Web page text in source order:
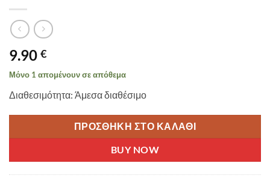
9.90 €
Μόνο 1 απομένουν σε απόθεμα
Διαθεσιμότητα: Άμεσα διαθέσιμο
ΠΡΟΣΘΉΚΗ ΣΤΟ ΚΑΛΆΘΙ
BUY NOW